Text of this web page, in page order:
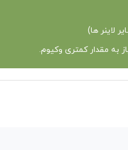
به مقدار کمتری وکیوم.